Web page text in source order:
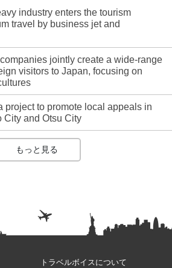
industry enters the tourism
travel by business jet and
jointly create a wide-range
visitors to Japan, focusing on
project to promote local appeals in
City and Otsu City
もっと見る
トラベルボイスについて